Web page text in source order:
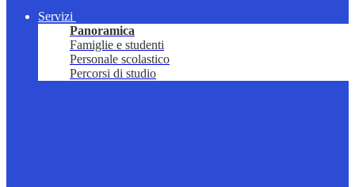
Servizi
Panoramica
Famiglie e studenti
Personale scolastico
Percorsi di studio